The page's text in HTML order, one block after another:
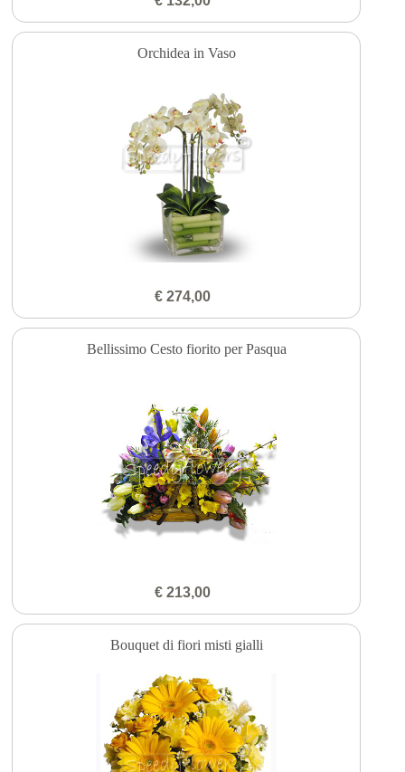
Orchidea in Vaso
€ 274,00
Bellissimo Cesto fiorito per Pasqua
€ 213,00
Bouquet di fiori misti gialli